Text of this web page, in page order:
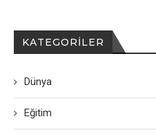
KATEGORILER
Dünya
Eğitim